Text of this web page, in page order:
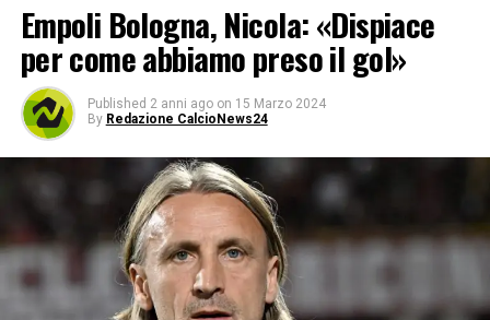
Empoli Bologna, Nicola: «Dispiace
per come abbiamo preso il gol»
Published 2 anni ago on 15 Marzo 2024
By Redazione CalcioNews24